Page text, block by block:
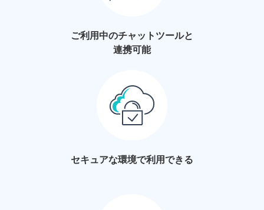
ご利用中のチャットツールと
連携可能
セキュアな環境で利用できる